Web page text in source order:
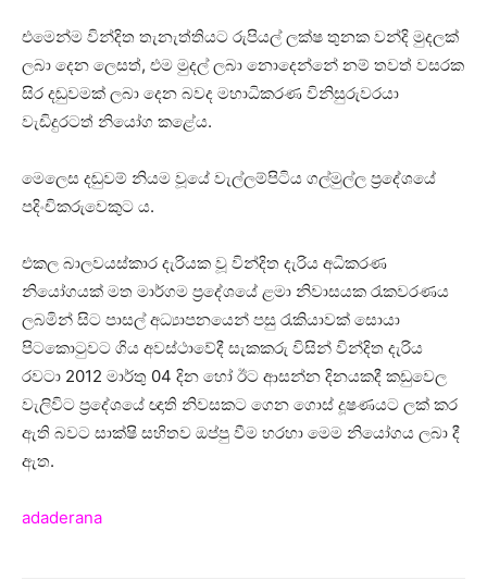
එමෙන්ම වින්දිත තැනැත්තියට රුපියල් ලක්ෂ තුනක වන්දි මුදලක්
ලබා දෙන ලෙසත්, එම මුදල් ලබා නොදෙන්නේ නම් තවත් වසරක
සිර දඬුවමක් ලබා දෙන බවද මහාධිකරණ විනිසුරුවරයා
වැඩිදුරටත් නියෝග කළේය.
මෙලෙස දඬුවම් නියම වූයේ වැල්ලම්පිටිය ගල්මුල්ල ප්‍රදේශයේ
පදිංචිකරුවෙකුට ය.
එකල බාලවයස්කාර දැරියක වූ වින්දිත දැරිය අධිකරණ
නියෝගයක් මත මාර්ගම ප්‍රදේශයේ ළමා නිවාසයක රැකවරණය
ලබමින් සිට පාසල් අධ්‍යාපනයෙන් පසු රැකියාවක් සොයා
පිටකොටුවට ගිය අවස්ථාවේදී සැකකරු විසින් වින්දිත දැරිය
රවටා 2012 මාර්තු 04 දින හෝ ඊට ආසන්න දිනයකදී කඩුවෙල
වැලිවිට ප්‍රදේශයේ ඥාති නිවසකට ගෙන ගොස් දූෂණයට ලක් කර
ඇති බවට සාක්ෂි සහිතව ඔප්පු වීම හරහා මෙම නියෝගය ලබා දී
ඇත.
adaderana